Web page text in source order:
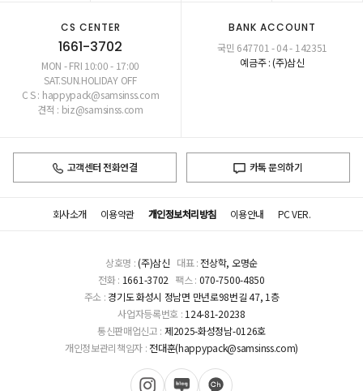
CS CENTER
1661-3702
MON - FRI 10:00 - 17:00
SAT.SUN.HOLIDAY OFF
C S : happypack@samsinss.com
견적 : biz@samsinss.com
BANK ACCOUNT
국민 647701 - 04 - 142351
예금주 : (주)삼신
고객센터 전화연결 카톡 문의하기
회사소개 이용약관 개인정보처리방침 이용안내 PC VER.
상호명 :(주)삼신 대표 : 전상학, 오명순
전화 : 1661-3702 팩스 : 070-7500-4850
주소 : 경기도 화성시 정남면 만년로98번길 47, 1층
사업자등록번호 : 124-81-20238
통신판매업신고 : 제2025-화성정남-0126호
개인정보관리책임자 : 전대훈(happypack@samsinss.com)